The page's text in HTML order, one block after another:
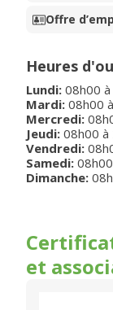
Offre
Heures
Lundi: 08h00 à
Mardi: 08h00 à
Mercredi:
Jeudi: 08h00 à
Vendredi:
Samedi: 08h00
Dimanche:
et